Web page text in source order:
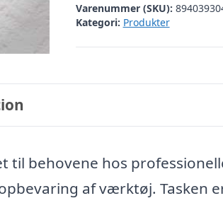
Varenummer (SKU):
Kategori: Produkter
behovene hos
af værktøj. Tasken